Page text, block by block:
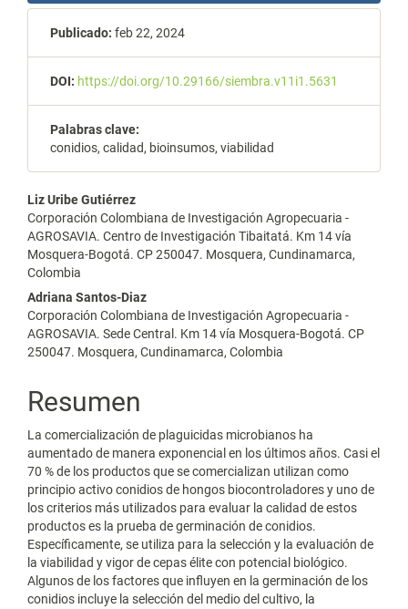
Publicado: feb 22, 2024
DOI: https://doi.org/10.29166/siembra.v11i1.5631
Palabras clave:
conidios, calidad, bioinsumos, viabilidad
Contenido
principal
del
artículo
Liz Uribe Gutiérrez
Corporación Colombiana de Investigación Agropecuaria -
AGROSAVIA. Centro de Investigación Tibaitatá. Km 14 vía
Mosquera-Bogotá. CP 250047. Mosquera, Cundinamarca,
Colombia
Adriana Santos-Diaz
Corporación Colombiana de Investigación Agropecuaria -
AGROSAVIA. Sede Central. Km 14 vía Mosquera-Bogotá. CP
250047. Mosquera, Cundinamarca, Colombia
Resumen
La comercialización de plaguicidas microbianos ha
aumentado de manera exponencial en los últimos años. Casi el
70 % de los productos que se comercializan utilizan como
principio activo conidios de hongos biocontroladores y uno de
los criterios más utilizados para evaluar la calidad de estos
productos es la prueba de germinación de conidios.
Específicamente, se utiliza para la selección y la evaluación de
la viabilidad y vigor de cepas élite con potencial biológico.
Algunos de los factores que influyen en la germinación de los
conidios incluye la selección del medio del cultivo, la